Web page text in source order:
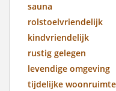
sauna
rolstoelvriendelijk
kindvriendelijk
rustig gelegen
levendige omgeving
tijdelijke woonruimte